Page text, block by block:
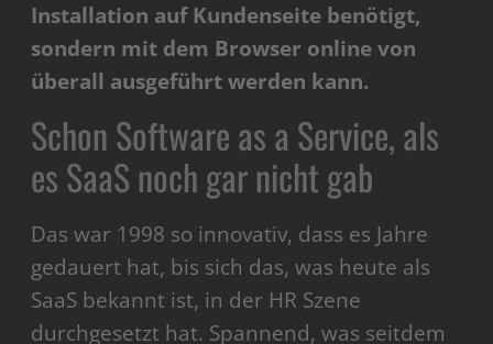
Installation auf Kundenseite benötigt,
sondern mit dem Browser online von
überall ausgeführt werden kann.
Schon Software as a Service, als
es SaaS noch gar nicht gab
Das war 1998 so innovativ, dass es Jahre
gedauert hat, bis sich das, was heute als
SaaS bekannt ist, in der HR Szene
durchgesetzt hat. Spannend, was seitdem